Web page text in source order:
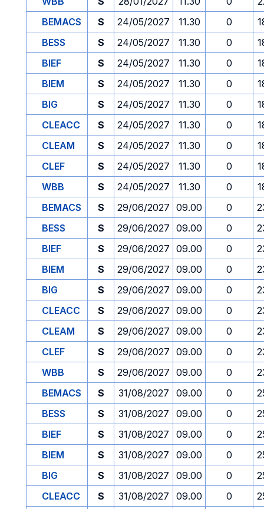
BEMACS
S 24/05/2027 11.30 0
BESS
S 24/05/2027 11.30 0
BIEF
S 24/05/2027 11.30 0
BIEM
S 24/05/2027 11.30 0
BIG
S 24/05/2027 11.30 0
CLEACC
S 24/05/2027 11.30 0
CLEAM
S 24/05/2027 11.30 0
CLEF
S 24/05/2027 11.30 0
WBB
S 24/05/2027 11.30 0
BEMACS
S 29/06/2027 09.00 0
BESS
S 29/06/2027 09.00 0
BIEF
S 29/06/2027 09.00 0
BIEM
S 29/06/2027 09.00 0
BIG
S 29/06/2027 09.00 0
CLEACC
S 29/06/2027 09.00 0
CLEAM
S 29/06/2027 09.00 0
CLEF
S 29/06/2027 09.00 0
WBB
S 29/06/2027 09.00 0
BEMACS
S 31/08/2027 09.00 0
BESS
S 31/08/2027 09.00 0
BIEF
S 31/08/2027 09.00 0
BIEM
S 31/08/2027 09.00 0
BIG
S 31/08/2027 09.00 0
CLEACC
S 31/08/2027 09.00 0